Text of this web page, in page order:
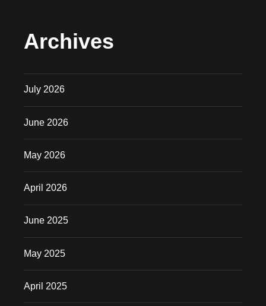
Archives
July 2026
June 2026
May 2026
April 2026
June 2025
May 2025
April 2025